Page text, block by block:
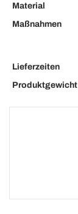
Material
Maßnahmen
Lieferzeiten
Produktgewicht